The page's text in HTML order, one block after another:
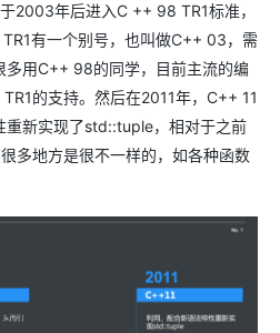
2003年后进入C ++ 98 TR1标准，
有一个别号，也叫做C++ 03，需
多用C++ 98的同学，目前主流的编
的支持。然后在2011年，C++ 11
重新实现了std::tuple，相对于之前
多地方是很不一样的，如各种函数